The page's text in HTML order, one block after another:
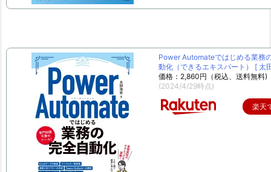
Power Automateではじめる業務
動化（できるエキスパート） [ 太
価格：2,860円（税込、送料無料)
(2024/4/29時点)
楽天